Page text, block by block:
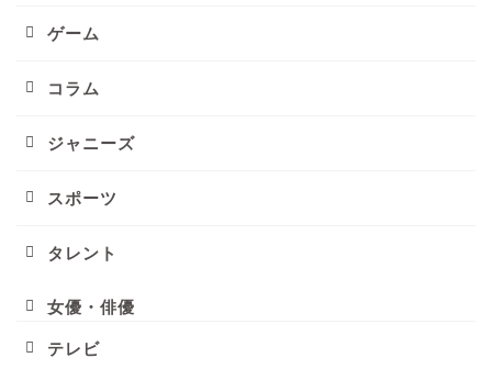
ゲーム
コラム
ジャニーズ
スポーツ
タレント
女優・俳優
テレビ